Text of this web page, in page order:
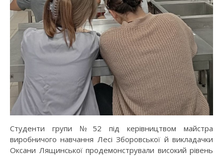
Cтуденти групи №52 під керівництвом майстра
виробничого навчання Лесі Зборовської й викладачки
Оксани Лящинської продемонстрували високий рівень